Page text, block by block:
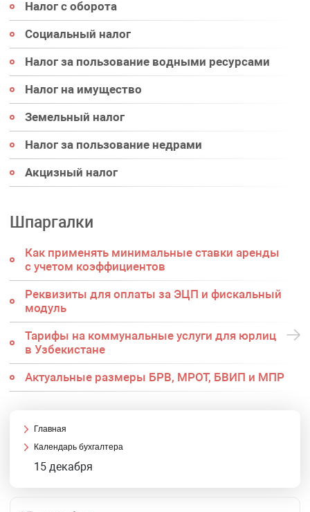
Налог с оборота
Социальный налог
Налог за пользование водными ресурсами
Налог на имущество
Земельный налог
Налог за пользование недрами
Акцизный налог
Шпаргалки
Как применять минимальные ставки аренды
с учетом коэффициентов
Реквизиты для оплаты за ЭЦП и фискальный
модуль
Тарифы на коммунальные услуги для юрлиц
в Узбекистане
Актуальные размеры БРВ, МРОТ, БВИП и МПР
Главная
Календарь бухгалтера
15 декабря